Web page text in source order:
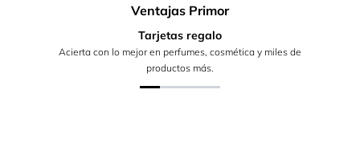
Ventajas Primor
Tarjetas regalo
Acierta con lo mejor en perfumes, cosmética y miles de
productos más.